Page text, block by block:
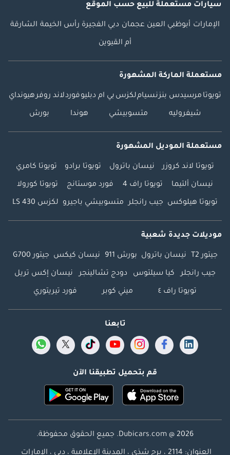
سيارات مستعملة للبيع حسب الموقع
الإمارات أبوظبي العين عجمان دبي الفجيرة رأس الخيمة الشارقة
أم القيوين
مستعملة الماركة المشهورة
تويوتا مرسيدس بنزنسياملكزس بي ام دبليوفوردلاند روفرهيونداي
شيفروليه متسوبيشي هوندا بورش
مستعملة الموديل المشهورة
تويوتا لاند كروزر نيسان باترول تويوتا برادو تويوتا كامري
نيسان ألتيما تويوتا راف 4 فورد موستانج تويوتا كورولا
تويوتا هيلوكس جيب رانجلر متسوبيشي باجيرو لكزس LS 430
موديلات جديدة شعبية
جيتور T2 نيسان باترول بورش 911 نيسان كيكس جيتور G700
جيب رانجلر كيا سيلتوس دودج تشالينجر نيسان إكس تريل
تويوتا راف ٤ ميني كوبر فورد تيريتوري
تابعنا
قم بتحميل تطبيقنا الآن
Dubicars.com @ 2026. جميع الحقوق محفوظة.
العنوان: 2114 ، برج شذى ، المدينة الإعلامية ، دبي ، الإمارات